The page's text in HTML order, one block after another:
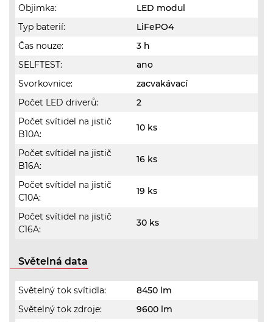
Objimka:
LED modul
Typ baterií:
LiFePO4
Čas nouze:
3 h
SELFTEST:
ano
Svorkovnice:
zacvakávací
Počet LED driverů:
2
Počet svítidel na jistič
B10A:
10 ks
Počet svítidel na jistič
B16A:
16 ks
Počet svítidel na jistič
C10A:
19 ks
Počet svítidel na jistič
C16A:
30 ks
Světelná data
Světelný tok svítidla:
8450 lm
Světelný tok zdroje:
9600 lm